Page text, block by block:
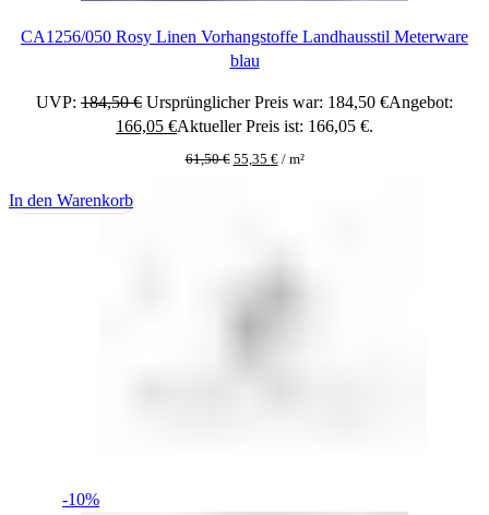
CA1256/050 Rosy Linen Vorhangstoffe Landhausstil Meterware
blau
UVP: 184,50€ Ursprünglicher Preis war: 184,50 €Angebot:
166,05 €Aktueller Preis ist: 166,05 €.
61,50€ 55,35 €/ m²
-10%
In den Warenkorb